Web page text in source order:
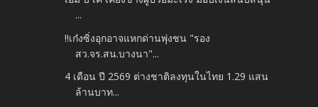
...
‼️เก๋งซิ่งอุกอาจแหกด่านพุ่งชน "รอง
สว.จร.สน.บางนา"...
4 เดือน ปี 2569 ต่างชาติลงทุนในไทย 1.29 แสน
ล้านบาท...